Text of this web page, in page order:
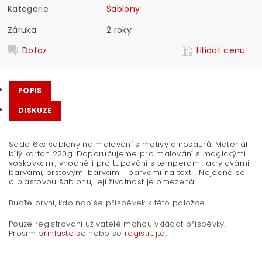
Kategorie
Šablony
Záruka
2 roky
Dotaz
Hlídat cenu
POPIS
DISKUZE
Sada 6ks šablony na malování s motivy dinosaurů. Materiál
bílý karton 220g. Doporučujeme pro malování s magickými
voskovkami, vhodné i pro tupování s temperami, akrylovámi
barvami, prstovými barvami i barvami na textil. Nejedná se
o plastovou šablonu, její životnost je omezená.
Buďte první, kdo napíše příspěvek k této položce.
Pouze registrovaní uživatelé mohou vkládat příspěvky.
Prosím přihlaste se nebo se registrujte.